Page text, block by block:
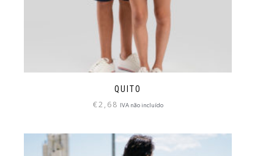
QUITO
€2,68 IVA não incluído